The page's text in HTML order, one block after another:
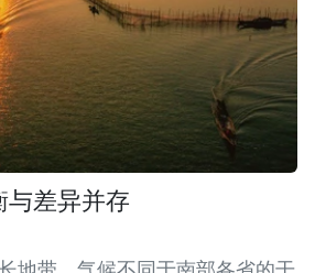
与差异并存